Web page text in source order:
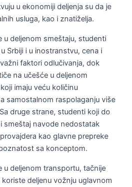
u ekonomiji delјenja su da je
usluga, kao i znatiželјa.
u deljenom smeštaju, studenti
Srbiji i u inostranstvu, cena i
faktori odlučivanja, dok
na učešće u delјenom
imaju veću količinu
samostalnom raspolaganju više
druge strane, studenti koji do
smeštaj navode nedostatak
kao glavne prepreke
sa konceptom.
u deljenom transportu, tačnije
delјenu vožnju uglavnom